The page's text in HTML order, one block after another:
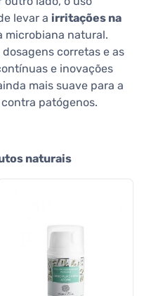
levar a irritações na
microbiana natural.
corretas e as
e inovações
mais suave para a
patógenos.
naturais